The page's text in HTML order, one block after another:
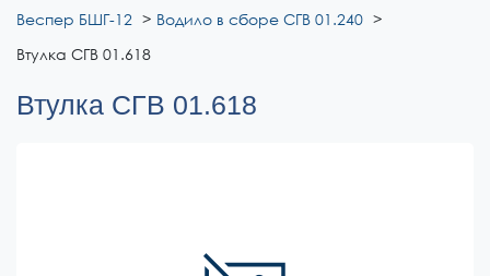
Веспер БШГ-12
Водило в сборе СГВ 01.240
Втулка СГВ 01.618
Втулка СГВ 01.618